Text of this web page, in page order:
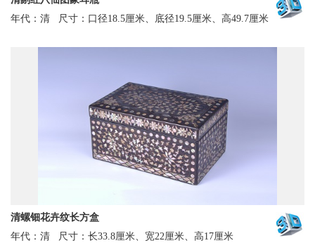
年代：清 尺寸：口径18.5厘米、底径19.5厘米、高49.7厘米
清螺钿花卉纹长方盒
年代：清 尺寸：长33.8厘米、宽22厘米、高17厘米